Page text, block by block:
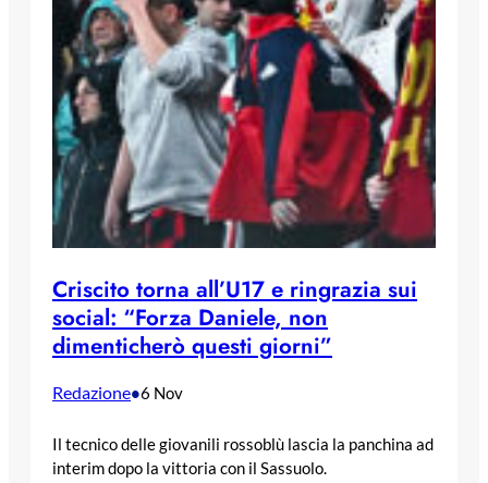
Criscito torna all’U17 e ringrazia sui
social: “Forza Daniele, non
dimenticherò questi giorni”
Redazione•6 Nov
Il tecnico delle giovanili rossoblù lascia la panchina ad
interim dopo la vittoria con il Sassuolo.